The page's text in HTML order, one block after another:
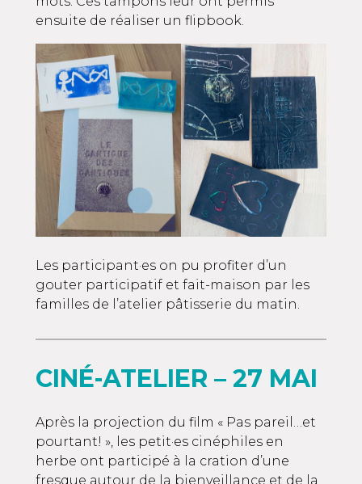
ensuite de réaliser un flipbook.
Les participant·es on pu profiter d’un
gouter participatif et fait-maison par les
familles de l’atelier pâtisserie du matin.
CINÉ-ATELIER – 27 MAI
Après la projection du film « Pas pareil…et
pourtant! », les petit·es cinéphiles en
herbe ont participé à la cration d’une
fresque autour de la bienveillance et de la